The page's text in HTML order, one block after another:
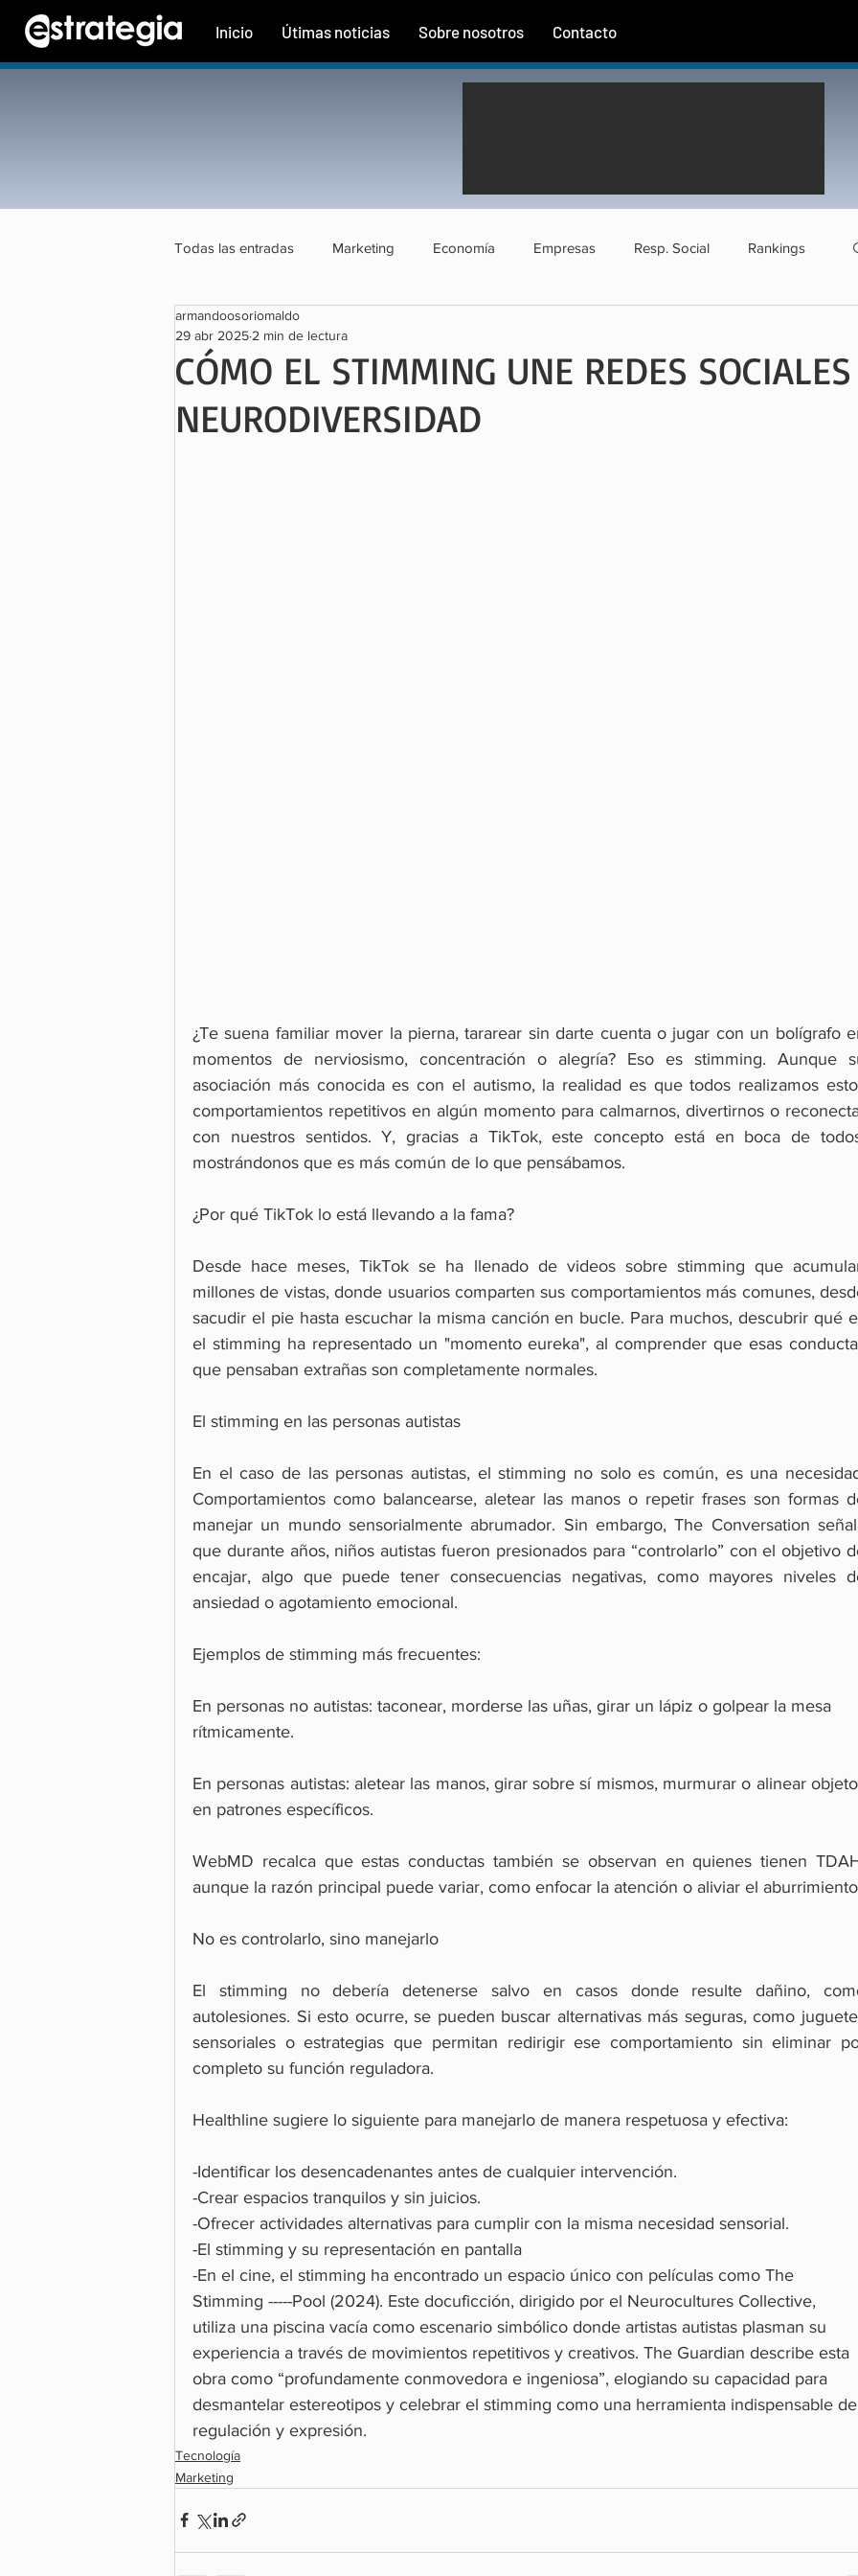
Inicio Útimas noticias Sobre nosotros Contacto
Todas las entradas Marketing Economía Empresas Resp. Social Rankings
Tecnología
CÓMO EL STIMMING UNE REDES
NEURODIVERSIDAD
armandoosoriomaldo
29 abr 2025 2 min de lectura
¿Te suena familiar mover la pierna, tararear sin darte cuenta o jugar con un bolígrafo
momentos de nerviosismo, concentración o alegría? Eso es stimming. Aunque
asociación más conocida es con el autismo, la realidad es que todos realizamos
comportamientos repetitivos en algún momento para calmarnos, divertirnos o
con nuestros sentidos. Y, gracias a TikTok, este concepto está en boca de
mostrándonos que es más común de lo que pensábamos.
¿Por qué TikTok lo está llevando a la fama?
Desde hace meses, TikTok se ha llenado de videos sobre stimming que
millones de vistas, donde usuarios comparten sus comportamientos más comunes,
sacudir el pie hasta escuchar la misma canción en bucle. Para muchos, descubrir qué
el stimming ha representado un "momento eureka", al comprender que esas
que pensaban extrañas son completamente normales.
El stimming en las personas autistas
En el caso de las personas autistas, el stimming no solo es común, es una
Comportamientos como balancearse, aletear las manos o repetir frases son formas
manejar un mundo sensorialmente abrumador. Sin embargo, The Conversation
que durante años, niños autistas fueron presionados para “controlarlo” con el objetivo
encajar, algo que puede tener consecuencias negativas, como mayores niveles
ansiedad o agotamiento emocional.
Ejemplos de stimming más frecuentes:
En personas no autistas: taconear, morderse las uñas, girar un lápiz o golpear la mesa
rítmicamente.
En personas autistas: aletear las manos, girar sobre sí mismos, murmurar o alinear
en patrones específicos.
WebMD recalca que estas conductas también se observan en quienes tienen
aunque la razón principal puede variar, como enfocar la atención o aliviar el
No es controlarlo, sino manejarlo
El stimming no debería detenerse salvo en casos donde resulte dañino,
autolesiones. Si esto ocurre, se pueden buscar alternativas más seguras, como
sensoriales o estrategias que permitan redirigir ese comportamiento sin eliminar
completo su función reguladora.
Healthline sugiere lo siguiente para manejarlo de manera respetuosa y efectiva:
-Identificar los desencadenantes antes de cualquier intervención.
-Crear espacios tranquilos y sin juicios.
-Ofrecer actividades alternativas para cumplir con la misma necesidad sensorial.
-El stimming y su representación en pantalla
-En el cine, el stimming ha encontrado un espacio único con películas como The
Stimming -----Pool (2024). Este docuficción, dirigido por el Neurocultures Collective,
utiliza una piscina vacía como escenario simbólico donde artistas autistas plasman su
experiencia a través de movimientos repetitivos y creativos. The Guardian describe esta
obra como “profundamente conmovedora e ingeniosa”, elogiando su capacidad para
desmantelar estereotipos y celebrar el stimming como una herramienta indispensable de
regulación y expresión.
Tecnología
Marketing